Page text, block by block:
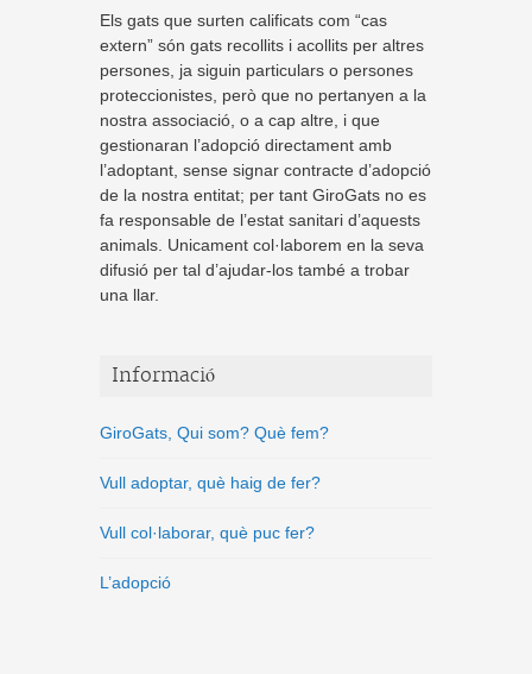
Els gats que surten calificats com “cas
extern” són gats recollits i acollits per altres
persones, ja siguin particulars o persones
proteccionistes, però que no pertanyen a la
nostra associació, o a cap altre, i que
gestionaran l’adopció directament amb
l’adoptant, sense signar contracte d’adopció
de la nostra entitat; per tant GiroGats no es
fa responsable de l’estat sanitari d’aquests
animals. Unicament col·laborem en la seva
difusió per tal d’ajudar-los també a trobar
una llar.
Informació
GiroGats, Qui som? Què fem?
Vull adoptar, què haig de fer?
Vull col·laborar, què puc fer?
L’adopció